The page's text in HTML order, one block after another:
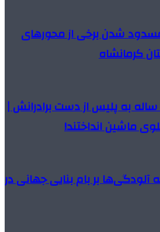
شدن برخی از محورهای
کرمانشاه
پناه بردن دختر ۱۶ ساله به پلیس از دست برادرانش |
ماشین انداختند!
۵۰ ساله آلودگی‌ها بر بام بنایی جهانی در